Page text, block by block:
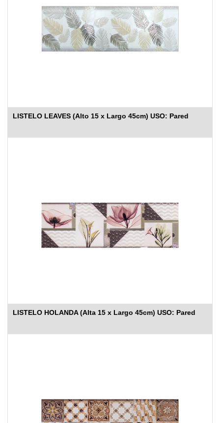
LISTELO LEAVES (Alto 15 x Largo 45cm) USO: Pared
LISTELO HOLANDA (Alta 15 x Largo 45cm) USO: Pared